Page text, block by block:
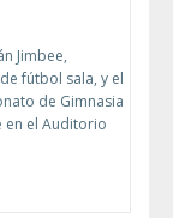
Jimbee,
fútbol sala, y el
de Gimnasia
en el Auditorio